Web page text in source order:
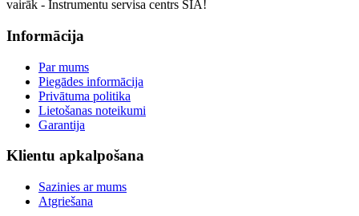
vairāk - Instrumentu servisa centrs SIA!
Informācija
Par mums
Piegādes informācija
Privātuma politika
Lietošanas noteikumi
Garantija
Klientu apkalpošana
Sazinies ar mums
Atgriešana